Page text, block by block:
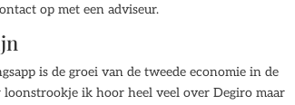
op met een adviseur.
is de groei van de tweede economie in de
ik hoor heel veel over Degiro maar